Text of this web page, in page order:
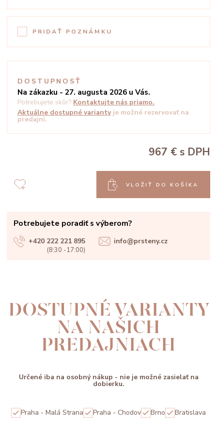
PRIDAŤ POZNÁMKU
DOSTUPNOSŤ
Na zákazku - 27. augusta 2026 u Vás.
Potrebujete skôr? Kontaktujte nás priamo.
Aktuálne dostupné varianty je možné rezervovať na
predajni.
967 € s DPH
VLOŽIŤ DO KOŠÍKA
Potrebujete poradiť s výberom?
+420 222 221 895
(8:30 -17:00)
info@prsteny.cz
DOSTUPNÉ VARIANTY
NA NAŠICH
PREDAJNIACH
Určené iba na osobný nákup - nie je možné zasielať na
dobierku.
Praha - Malá Strana Praha - Chodov Brno Bratislava